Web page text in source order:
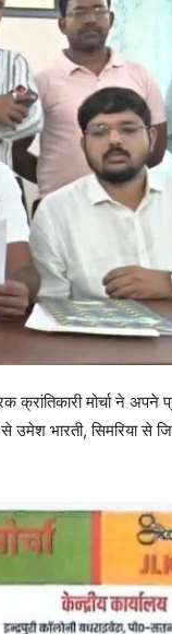
मोर्चा ने अपने
उमेश भारती, सिमरिया से